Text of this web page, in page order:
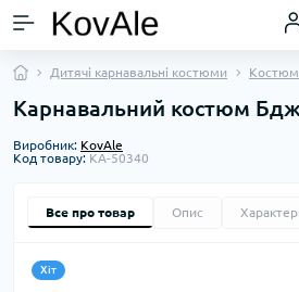
Дитячі карнавальні костюми
Карнавальний костюм
Виробник: KovAle
Код товару: KA-50340
Все про товар Опис
Хіт